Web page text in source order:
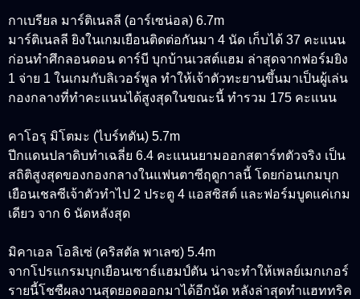
กาเบรียล มาร์ติเนลลี (อาร์เซน่อล) 6.7m
มาร์ติเนลลี ยิงในเกมเยือนติดต่อกันมา 4 นัด เก็บได้ 37 คะแนน
ก่อนทำศึกลอนดอน ดาร์บี บุกบ้านเวสต์แฮม ล่าสุดจากฟอร์มยิง
1 จ่าย 1 ในเกมกับลิเวอร์พูล ทำให้เจ้าตัวทะยานขึ้นมาเป็นผู้เล่น
กองกลางที่ทำคะแนนได้สูงสุดในขณะนี้ ทำรวม 175 คะแนน
คาโอรุ มิโตมะ (ไบร์ทตัน) 5.7m
ปีกแดนปลาดิบทำเฉลี่ย 6.4 คะแนนยามออกสตาร์ทตัวจริง เป็น
สถิติสูงสุดของกองกลางในแฟนตาซีฤดูกาลนี้ โดยก่อนเกมบุก
เยือนเชลซีเจ้าตัวทำไป 2 ประตู 4 แอสซิสต์ และฟอร์มบูดแค่เกม
เดียว จาก 6 นัดหลังสุด
มิคาเอล โอลิเซ่ (คริสตัล พาเลซ) 5.4m
จากโปรแกรมบุกเยือนเซาธ์แฮมป์ตัน น่าจะทำให้เพลย์เมกเกอร์
รายนี้โชซืผลงานสุดยอดออกมาได้อีกนัด หลังล่าสุดทำแฮททริค